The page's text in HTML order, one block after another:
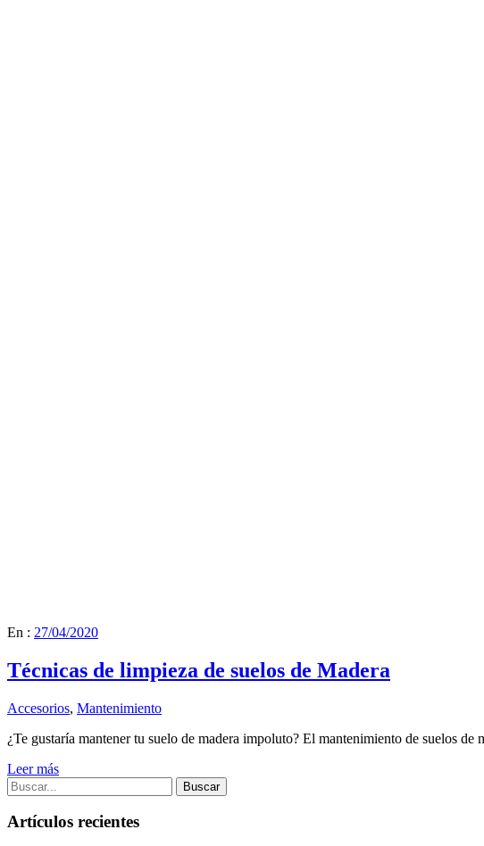
En : 27/04/2020
Técnicas de limpieza de suelos de Madera
Accesorios, Mantenimiento
¿Te gustaría mantener tu suelo de madera impoluto? El mantenimiento de suelos
Leer más
Buscar
Artículos recientes